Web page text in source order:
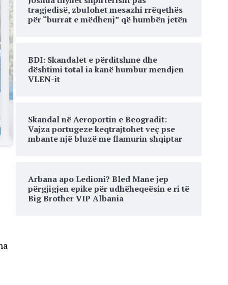
tragjedisë, zbulohet mesazhi rrëqethës
për “burrat e mëdhenj” që humbën jetën
BDI: Skandalet e përditshme dhe
dështimi total ia kanë humbur mendjen
VLEN-it
Skandal në Aeroportin e Beogradit:
Vajza portugeze keqtrajtohet veç pse
mbante një bluzë me flamurin shqiptar
Arbana apo Ledioni? Bled Mane jep
përgjigjen epike për udhëheqeësin e ri të
Big Brother VIP Albania